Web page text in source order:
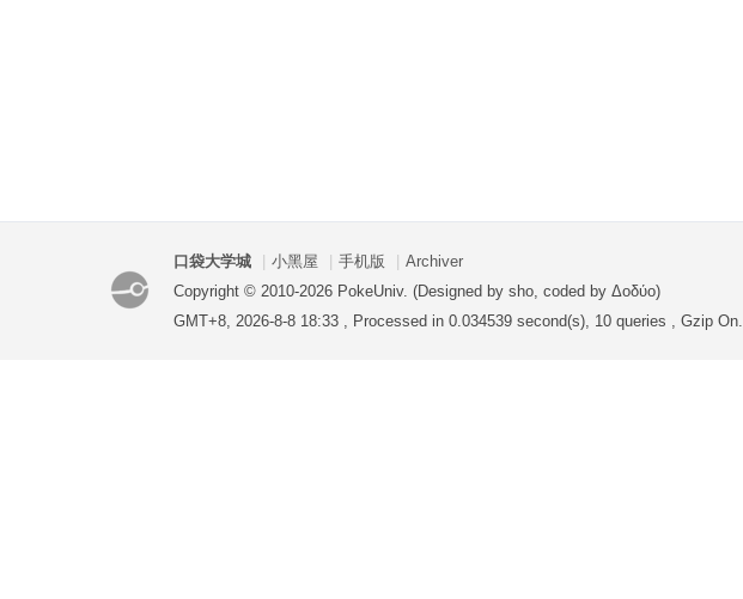
口袋大学城 小黑屋 手机版
Archiver
Copyright © 2010-2026 PokeUniv. (Designed by sho, coded by Δοδύο)
GMT+8, 2026-8-8 18:33 , Processed in 0.034539 second(s), 10 queries , Gzip On.